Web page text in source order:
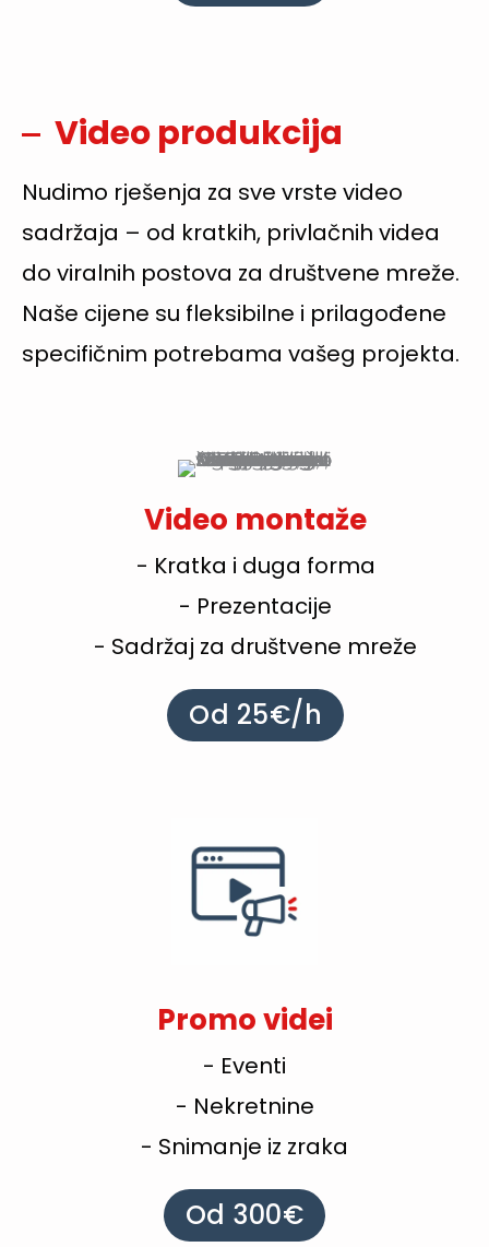
Video produkcija
Nudimo rješenja za sve vrste video
sadržaja – od kratkih, privlačnih videa
do viralnih postova za društvene mreže.
Naše cijene su fleksibilne i prilagođene
specifičnim potrebama vašeg projekta.
Video montaže
- Kratka i duga forma
- Prezentacije
- Sadržaj za društvene mreže
Od 25€/h
Promo videi
- Eventi
- Nekretnine
- Snimanje iz zraka
Od 300€